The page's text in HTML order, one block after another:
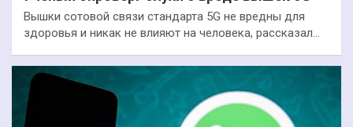
Вышки сотовой связи стандарта 5G не вредны для
здоровья и никак не влияют на человека, рассказал…